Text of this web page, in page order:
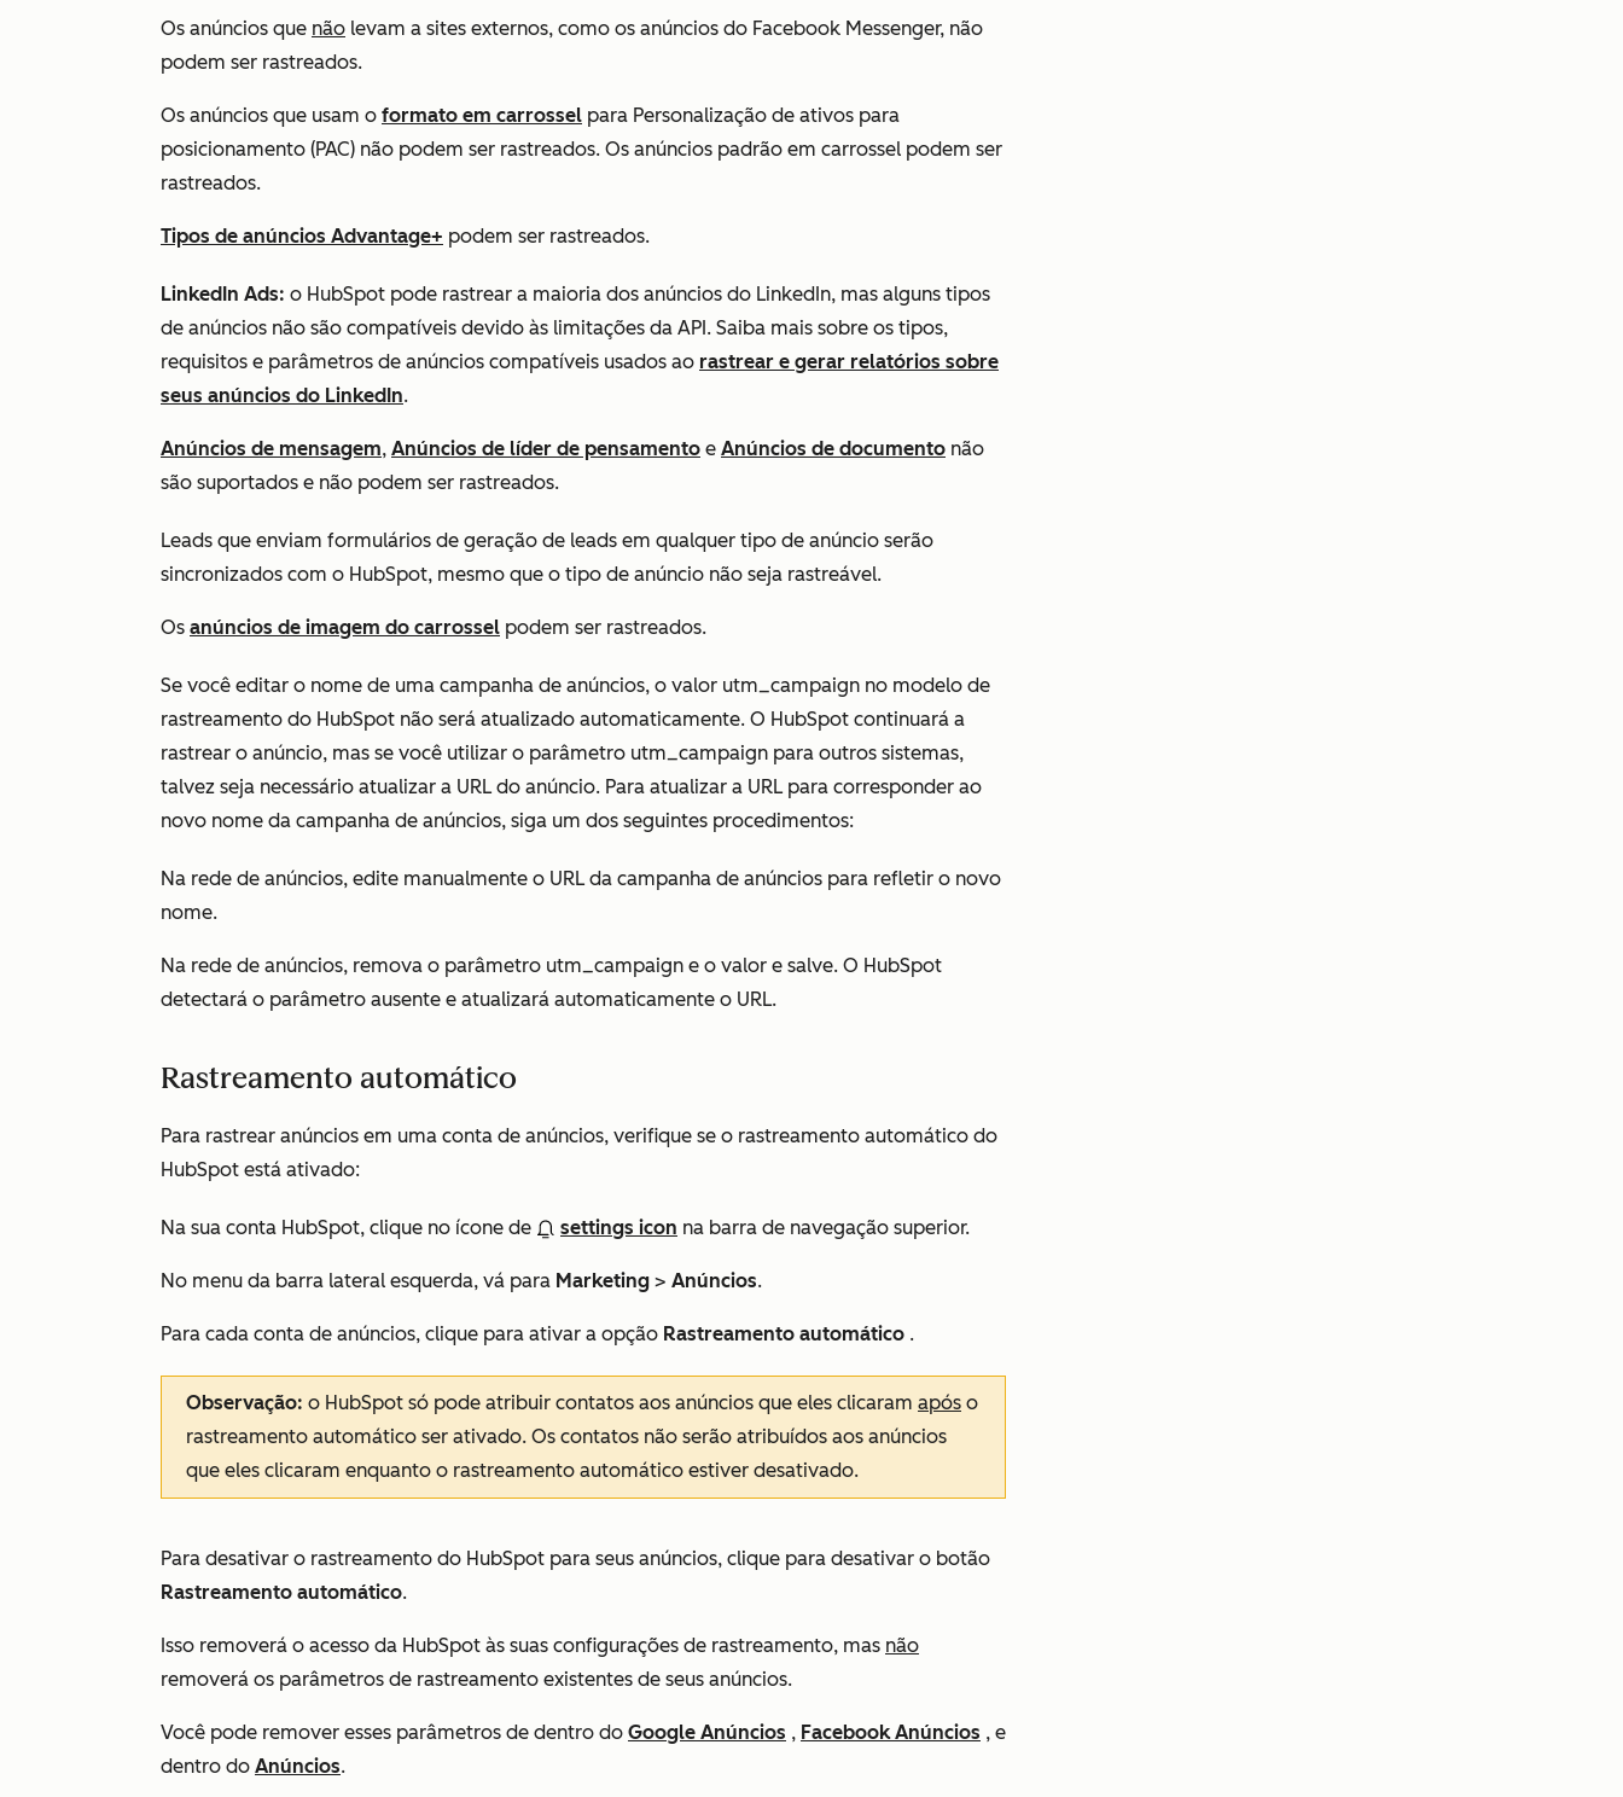
Os anúncios que não levam a sites externos, como os anúncios do Facebook Messenger, não
podem ser rastreados.
Os anúncios que usam o formato em carrossel para Personalização de ativos para
posicionamento (PAC) não podem ser rastreados. Os anúncios padrão em carrossel podem ser
rastreados.
Tipos de anúncios Advantage+ podem ser rastreados.
LinkedIn Ads: o HubSpot pode rastrear a maioria dos anúncios do LinkedIn, mas alguns tipos
de anúncios não são compatíveis devido às limitações da API. Saiba mais sobre os tipos,
requisitos e parâmetros de anúncios compatíveis usados ao rastrear e gerar relatórios sobre
seus anúncios do LinkedIn.
Anúncios de mensagem, Anúncios de líder de pensamento e Anúncios de documento não
são suportados e não podem ser rastreados.
Leads que enviam formulários de geração de leads em qualquer tipo de anúncio serão
sincronizados com o HubSpot, mesmo que o tipo de anúncio não seja rastreável.
Os anúncios de imagem do carrossel podem ser rastreados.
Se você editar o nome de uma campanha de anúncios, o valor utm_campaign no modelo de
rastreamento do HubSpot não será atualizado automaticamente. O HubSpot continuará a
rastrear o anúncio, mas se você utilizar o parâmetro utm_campaign para outros sistemas,
talvez seja necessário atualizar a URL do anúncio. Para atualizar a URL para corresponder ao
novo nome da campanha de anúncios, siga um dos seguintes procedimentos:
Na rede de anúncios, edite manualmente o URL da campanha de anúncios para refletir o novo
nome.
Na rede de anúncios, remova o parâmetro utm_campaign e o valor e salve. O HubSpot
detectará o parâmetro ausente e atualizará automaticamente o URL.
Rastreamento automático
Para rastrear anúncios em uma conta de anúncios, verifique se o rastreamento automático do
HubSpot está ativado:
Na sua conta HubSpot, clique no ícone de settings icon na barra de navegação superior.
No menu da barra lateral esquerda, vá para Marketing > Anúncios.
Para cada conta de anúncios, clique para ativar a opção Rastreamento automático .
Observação: o HubSpot só pode atribuir contatos aos anúncios que eles clicaram após o
rastreamento automático ser ativado. Os contatos não serão atribuídos aos anúncios
que eles clicaram enquanto o rastreamento automático estiver desativado.
Para desativar o rastreamento do HubSpot para seus anúncios, clique para desativar o botão
Rastreamento automático.
Isso removerá o acesso da HubSpot às suas configurações de rastreamento, mas não
removerá os parâmetros de rastreamento existentes de seus anúncios.
Você pode remover esses parâmetros de dentro do Google Anúncios , Facebook Anúncios , e
dentro do Anúncios.